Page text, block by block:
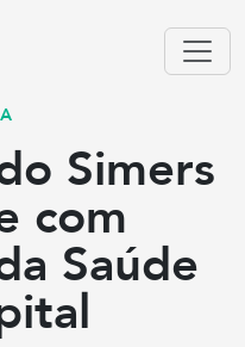
Simers
com
Saúde